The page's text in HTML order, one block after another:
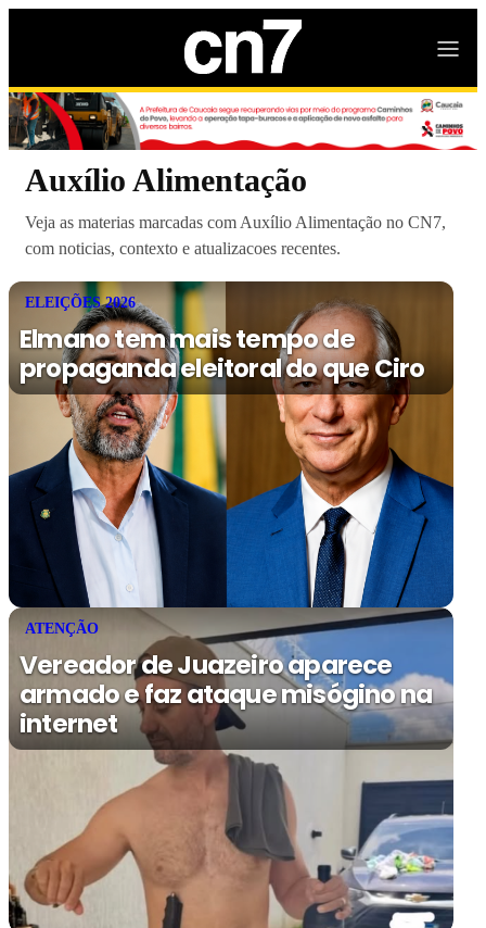
Auxílio Alimentação
Veja as materias marcadas com Auxílio Alimentação no CN7,
com noticias, contexto e atualizacoes recentes.
ELEIÇÕES 2026
Elmano tem mais tempo de
propaganda eleitoral do que Ciro
ATENÇÃO
Vereador de Juazeiro aparece
armado e faz ataque misógino na
internet